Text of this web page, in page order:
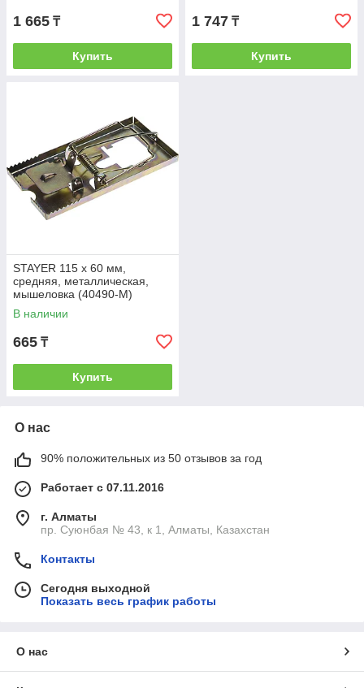
1 665 ₸
Купить
1 747 ₸
Купить
STAYER 115 х 60 мм,
средняя, металлическая,
мышеловка (40490-M)
В наличии
665 ₸
Купить
О нас
90% положительных из 50 отзывов за год
Работает с 07.11.2016
г. Алматы
пр. Суюнбая № 43, к 1, Алматы, Казахстан
Контакты
Сегодня выходной
Показать весь график работы
О нас